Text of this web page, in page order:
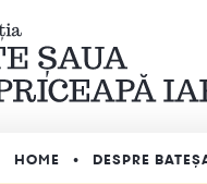
HOME DESPRE